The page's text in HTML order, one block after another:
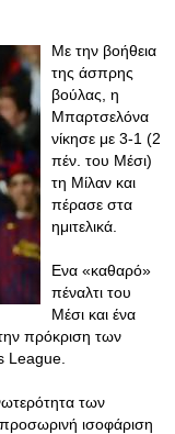
Με την βοήθεια
της άσπρης
βούλας, η
Μπαρτσελόνα
νίκησε με 3-1 (2
πέν. του Μέσι)
τη Μίλαν και
πέρασε στα
ημιτελικά.
Eνα «καθαρό»
πέναλτι του
Μέσι και ένα
πρόκριση των
League.
των
ισοφάριση